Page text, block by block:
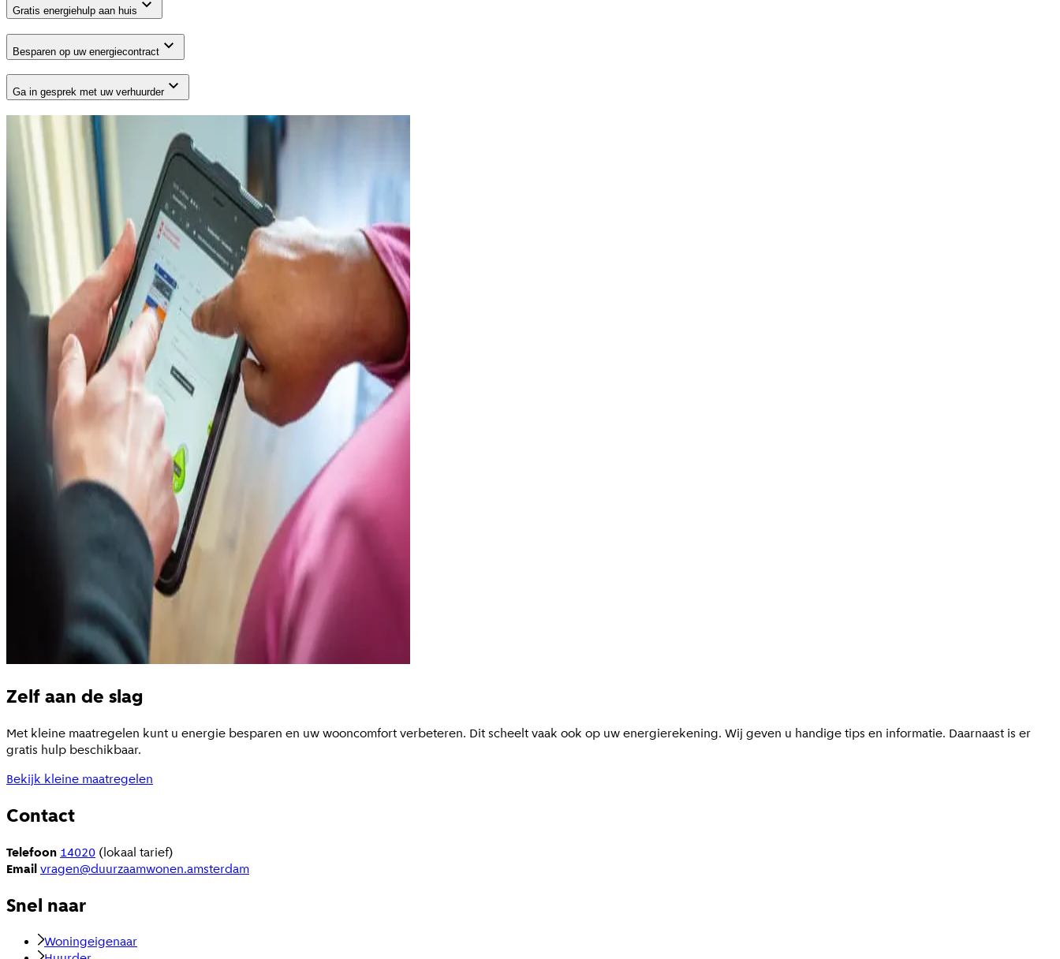
Gratis energiehulp aan huis
Besparen op uw energiecontract
Ga in gesprek met uw verhuurder
Zelf aan de slag
Met kleine maatregelen kunt u energie besparen en uw wooncomfort verbeteren. Dit scheelt vaak ook op uw energierekening. Wij geven u handige tips en informatie. Daarnaast is er
gratis hulp beschikbaar.
Bekijk kleine maatregelen
Contact
Telefoon 14020 (lokaal tarief)
Emailvragen@duurzaamwonen.amsterdam
Snel naar
Woningeigenaar